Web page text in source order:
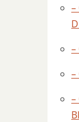
–
–
–
–